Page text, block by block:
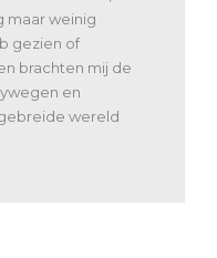
maar weinig
gezien of
brachten mij de
en
wereld